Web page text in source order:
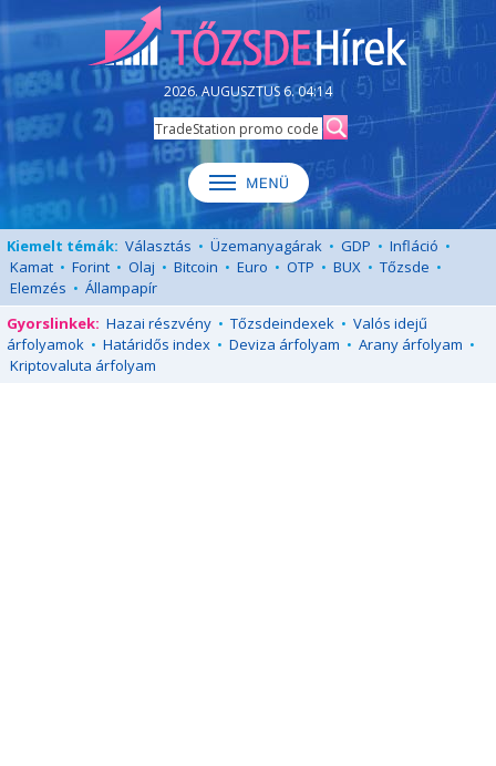
2026. AUGUSZTUS 6. 04:14
Kiemelt témák: Választás • Üzemanyagárak • GDP • Infláció •
Kamat • Forint • Olaj • Bitcoin • Euro • OTP • BUX • Tőzsde •
Elemzés • Állampapír
Gyorslinkek: Hazai részvény • Tőzsdeindexek • Valós idejű
árfolyamok • Határidős index • Deviza árfolyam • Arany árfolyam •
Kriptovaluta árfolyam